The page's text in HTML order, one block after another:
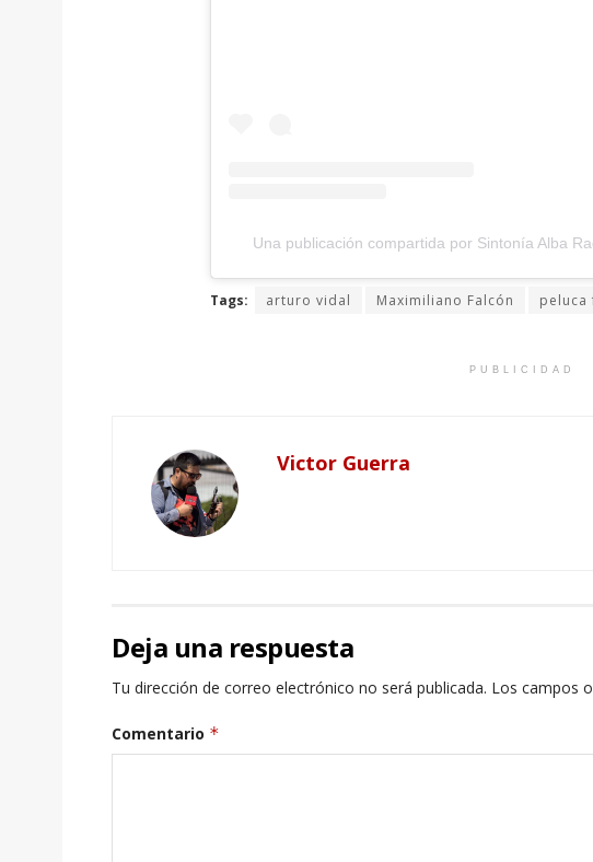
Una publicación compartida por Sintonía Alba
Tags: arturo vidal Maximiliano Falcón peluca
PUBLICIDAD
Victor Guerra
Deja una respuesta
Tu dirección de correo electrónico no será publicada. Los campos
Comentario *